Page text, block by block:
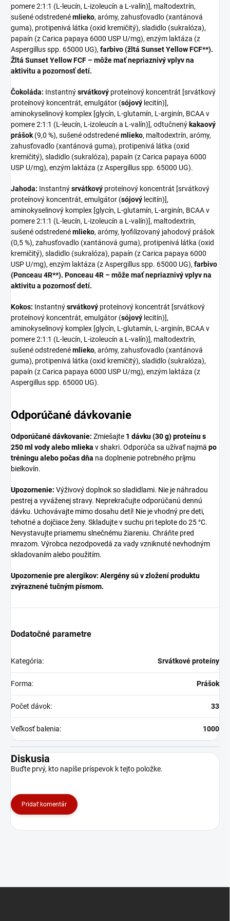
pomere 2:1:1 (L-leucín, L-izoleucín a L-valín)], maltodextrín,
sušené odstredenémlieko, arómy, zahusťovadlo (xantánová
guma), protipenivá látka (oxid kremičitý), sladidlo (sukralóza),
papaín (z Carica papaya 6000 USP U/mg), enzým laktáza (z
Aspergillus spp. 65000 UG), farbivo (žltá Sunset Yellow FCF**).
Žltá Sunset Yellow FCF – môže mať nepriaznivý vplyv na
aktivitu a pozornosť detí.
Čokoláda: Instantnýsrvátkový proteínový koncentrát [srvátkový
proteínový koncentrát, emulgátor (sójový lecitín)],
aminokyselinový komplex [glycín, L-glutamín, L-arginín, BCAA v
pomere 2:1:1 (L-leucín, L-izoleucín a L-valín)], odtučnený kakaový
prášok(9,0 %), sušené odstredenémlieko, maltodextrín, arómy,
zahusťovadlo (xantánová guma), protipenivá látka (oxid
kremičitý), sladidlo (sukralóza), papaín (z Carica papaya 6000
USP U/mg), enzým laktáza (z Aspergillus spp. 65000 UG).
Jahoda: Instantnýsrvátkový proteínový koncentrát [srvátkový
proteínový koncentrát, emulgátor (sójový lecitín)],
aminokyselinový komplex [glycín, L-glutamín, L-arginín, BCAA v
pomere 2:1:1 (L-leucín, L-izoleucín a L-valín)], maltodextrín,
sušené odstredenémlieko, arómy, lyofilizovaný jahodový prášok
(0,5 %), zahusťovadlo (xantánová guma), protipenivá látka (oxid
kremičitý), sladidlo (sukralóza), papaín (z Carica papaya 6000
USP U/mg), enzým laktáza (z Aspergillus spp. 65000 UG), farbivo
(Ponceau 4R**). Ponceau 4R – môže mať nepriaznivý vplyv na
aktivitu a pozornosť detí.
Kokos: Instantnýsrvátkový proteínový koncentrát [srvátkový
proteínový koncentrát, emulgátor (sójový lecitín)],
aminokyselinový komplex [glycín, L-glutamín, L-arginín, BCAA v
pomere 2:1:1 (L-leucín, L-izoleucín a L-valín)], maltodextrín,
sušené odstredenémlieko, arómy, zahusťovadlo (xantánová
guma), protipenivá látka (oxid kremičitý), sladidlo (sukralóza),
papaín (z Carica papaya 6000 USP U/mg), enzým laktáza (z
Aspergillus spp. 65000 UG).
Odporúčané dávkovanie
Odporúčané dávkovanie: Zmiešajte 1 dávku (30 g) proteínu s
250 ml vody alebo mlieka v shakri. Odporúča sa užívať najmä po
tréningu alebo počas dňa na doplnenie potrebného príjmu
bielkovín.
Upozornenie: Výživový doplnok so sladidlami. Nie je náhradou
pestrej a vyváženej stravy. Neprekračujte odporúčanú dennú
dávku. Uchovávajte mimo dosahu detí! Nie je vhodný pre deti,
tehotné a dojčiace ženy. Skladujte v suchu pri teplote do 25 °C.
Nevystavujte priamemu slnečnému žiareniu. Chráňte pred
mrazom. Výrobca nezodpovedá za vady vzniknuté nevhodným
skladovaním alebo použitím.
Upozornenie pre alergikov: Alergény sú v zložení produktu
zvýraznené tučným písmom.
Dodatočné parametre
Kategória: Srvátkové proteíny
Forma: Prášok
Počet dávok: 33
Veľkosť balenia: 1000
Diskusia
Buďte prvý, kto napíše príspevok k tejto položke.
Pridať komentár